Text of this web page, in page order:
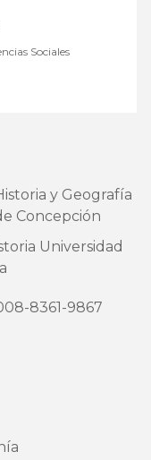
Sociales
y Geografía
Concepción
Universidad
8361-9867